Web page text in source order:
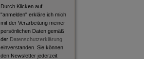
Durch Klicken auf
"anmelden" erkläre ich mich
mit der Verarbeitung meiner
persönlichen Daten gemäß
der Datenschutzerklärung
einverstanden. Sie können
den Newsletter jederzeit